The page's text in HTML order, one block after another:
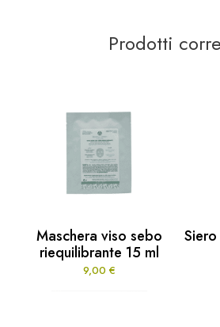
Prodotti
Maschera viso sebo
riequilibrante 15 ml
9,00 €